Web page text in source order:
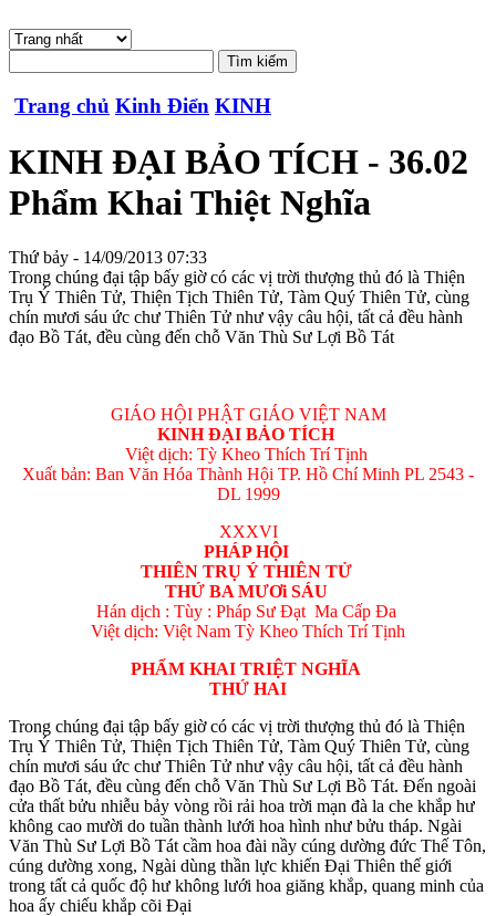
Trang chủ Kinh Điển KINH
KINH ĐẠI BẢO TÍCH - 36.02
Phẩm Khai Thiệt Nghĩa
Thứ bảy - 14/09/2013 07:33
Trong chúng đại tập bấy giờ có các vị trời thượng thủ đó là Thiện
Trụ Ý Thiên Tử, Thiện Tịch Thiên Tử, Tàm Quý Thiên Tử, cùng
chín mươi sáu ức chư Thiên Tử như vậy câu hội, tất cả đều hành
đạo Bồ Tát, đều cùng đến chỗ Văn Thù Sư Lợi Bồ Tát
GIÁO HỘI PHẬT GIÁO VIỆT NAM
KINH ÐẠI BẢO TÍCH
Việt dịch: Tỳ Kheo Thích Trí Tịnh
Xuất bản: Ban Văn Hóa Thành Hội TP. Hồ Chí Minh PL 2543 -
DL 1999
XXXVI
PHÁP HỘI
THIÊN TRỤ Ý THIÊN TỬ
THỨ BA MƯƠi SÁU
Hán dịch : Tùy : Pháp Sư Ðạt Ma Cấp Ða
Việt dịch: Việt Nam Tỳ Kheo Thích Trí Tịnh
PHẨM KHAI TRIỆT NGHĨA
THỨ HAI
Trong chúng đại tập bấy giờ có các vị trời thượng thủ đó là Thiện
Trụ Ý Thiên Tử, Thiện Tịch Thiên Tử, Tàm Quý Thiên Tử, cùng
chín mươi sáu ức chư Thiên Tử như vậy câu hội, tất cả đều hành
đạo Bồ Tát, đều cùng đến chỗ Văn Thù Sư Lợi Bồ Tát. Ðến ngoài
cửa thất bửu nhiễu bảy vòng rồi rải hoa trời mạn đà la che khắp hư
không cao mười do tuần thành lưới hoa hình như bửu tháp. Ngài
Văn Thù Sư Lợi Bồ Tát cầm hoa đài nầy cúng dường đức Thế Tôn,
cúng dường xong, Ngài dùng thần lực khiến Ðại Thiên thế giới
trong tất cả quốc độ hư không lưới hoa giăng khắp, quang minh của
hoa ấy chiếu khắp cõi Ðại